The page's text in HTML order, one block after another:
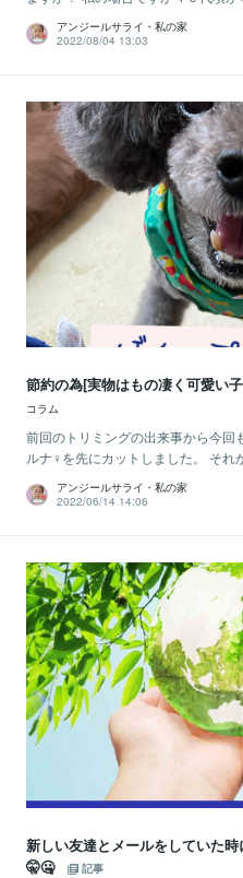
アンジールサライ・私の家
2022/08/04 13:03
節約の為[実物はもの凄く可愛い子
コラム
前回のトリミングの出来事から今回
ルナ♀を先にカットしました。 それ
アンジールサライ・私の家
2022/06/14 14:06
新しい友達とメールをしていた
🤫🤐
記事